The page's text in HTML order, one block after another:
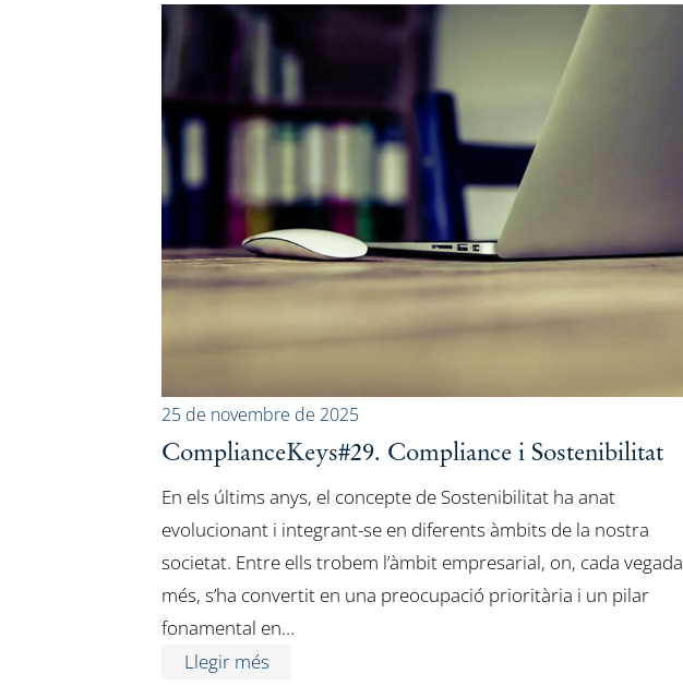
25 de novembre de 2025
ComplianceKeys#29. Compliance i Sostenibilitat
En els últims anys, el concepte de Sostenibilitat ha anat
evolucionant i integrant-se en diferents àmbits de la nostra
societat. Entre ells trobem l’àmbit empresarial, on, cada vegada
més, s’ha convertit en una preocupació prioritària i un pilar
fonamental en…
Llegir més